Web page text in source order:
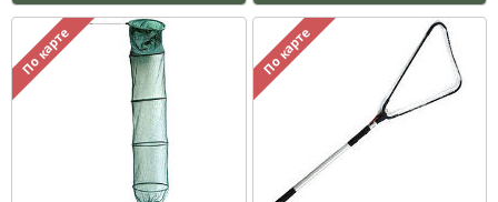
По карте По карте